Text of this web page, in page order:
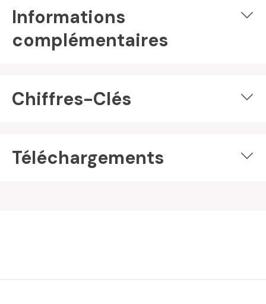
Informations
complémentaires
Chiffres-Clés
Téléchargements